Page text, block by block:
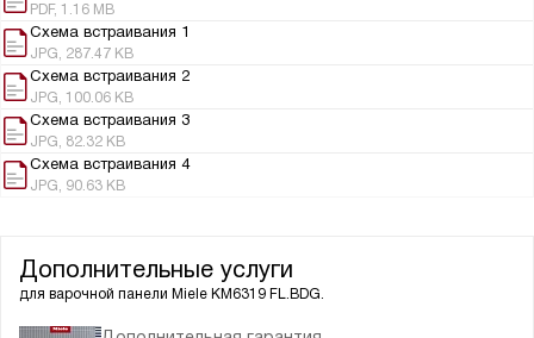
PDF, 1.16 MB
Схема встраивания 1
JPG, 287.47 KB
Схема встраивания 2
JPG, 100.06 KB
Схема встраивания 3
JPG, 82.32 KB
Схема встраивания 4
JPG, 90.63 KB
Дополнительные услуги
для варочной панели Miele KM6319 FL.BDG.